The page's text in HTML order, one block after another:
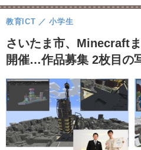
さいたま市、Minecraft
開催…作品募集 2枚目の
教育ICT 小学生